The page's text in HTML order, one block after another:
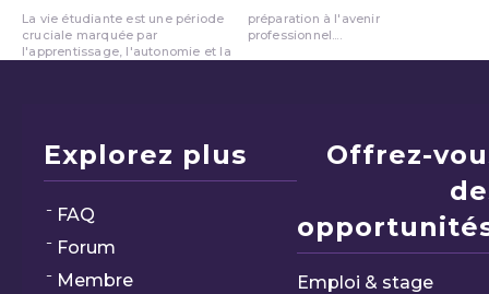
La vie étudiante est une période
cruciale marquée par
l'apprentissage, l'autonomie et la
préparation à l'avenir
professionnel....
Explorez plus
FAQ
Forum
Membre
Offrez-
Emploi & stage